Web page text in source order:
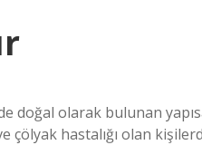
doğal olarak bulunan
çölyak hastalığı olan